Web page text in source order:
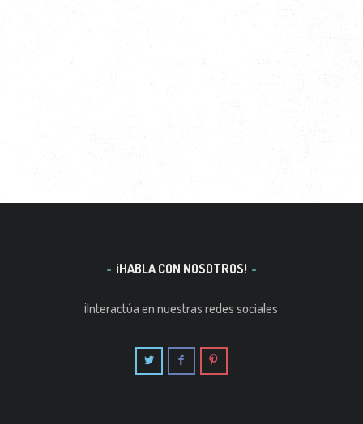
¡HABLA CON NOSOTROS!
¡Interactúa en nuestras redes sociales